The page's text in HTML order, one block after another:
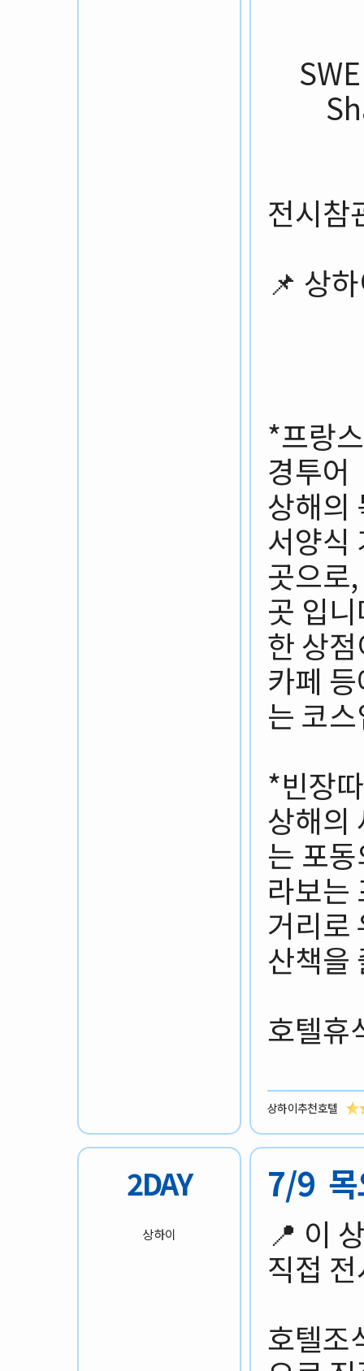
전시참
📌 상
*프랑
경투어
상해의
서양식
곳으로
곳 입
한 상
카페
는 코
*빈장
상해의
는 포
라보는
거리로
산책을
호텔휴
상하이추천호텔
2DAY
상하이
7/9 목
📍 이
직접
호텔조